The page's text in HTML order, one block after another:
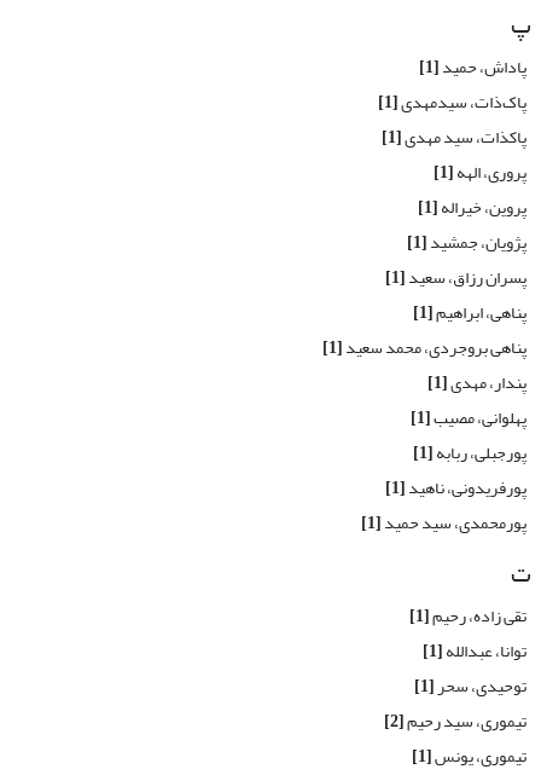
پ
پاداش، حمید[1]
پاک‌ذات، سیدمهدی[1]
پاکذات، سید مهدی[1]
پروری، الهه[1]
پروین، خیراله[1]
پژویان، جمشید[1]
پسران رزاق، سعید[1]
پناهی، ابراهیم[1]
پناهی بروجردی، محمد سعید[1]
پندار، مهدی[1]
پهلوانی، مصیب[1]
پورجبلی، ربابه[1]
پورفریدونی، ناهید[1]
پورمحمدی، سید حمید[1]
ت
تقی زاده، رحیم[1]
توانا، عبدالله[1]
توحیدی، سحر[1]
تیموری، سید رحیم[2]
تیموری، یونس[1]